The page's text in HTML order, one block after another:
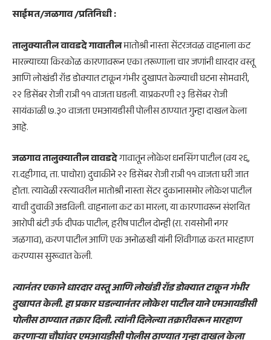
साईमत/जळगाव /प्रतिनिधी :
तालुक्यातील वावडदे गावातीलमातोश्री नास्ता सेंटरजवळ वाहनाला कट
मारल्याच्या किरकोळ कारणावरून एका तरूणाला चार जणांनी धारदार वस्तू
आणि लोखंडी रॉड डोक्यात टाकून गंभीर दुखापत केल्याची घटना सोमवारी,
२२ डिसेंबर रोजी रात्री ११ वाजता घडली. याप्रकरणी २३ डिसेंबर रोजी
सायंकाळी ७.३० वाजता एमआयडीसी पोलीस ठाण्यात गुन्हा दाखल केला
आहे.
जळगाव तालुक्यातील वावडदेगावातून लोकेश धनसिंग पाटील (वय २६,
रा.दहीगाव, ता. पाचोरा) दुचाकीने २२ डिसेंबर रोजी रात्री ११ वाजता घरी जात
होता. त्यावेळी रस्त्यावरील मातोश्री नास्ता सेंटर दुकानासमोर लोकेश पाटील
याची दुचाकी अडविली. वाहनाला कट का मारला, या कारणावरून संशयित
आरोपी बंटी उर्फ दीपक पाटील, हरीष पाटील दोन्ही (रा. रायसोनी नगर
जळगाव), करण पाटील आणि एक अनोळखी यांनी शिवीगाळ करत मारहाण
करण्यास सुरूवात केली.
त्यानंतर एकाने धारदार वस्तू आणि लोखंडी रॉड डोक्यात टाकून गंभीर
दुखापत केली. हा प्रकार घडल्यानंतर लोकेश पाटील याने एमआयडीसी
पोलीस ठाण्यात तक्रार दिली. त्यांनी दिलेल्या तक्रारीवरून मारहाण